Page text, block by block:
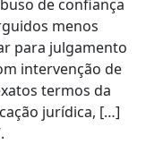
de confiança
menos
para julgamento
intervenção de
termos da
jurídica, […]